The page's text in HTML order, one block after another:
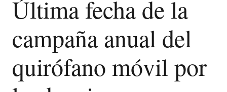
Última fecha de la
campaña anual del
quirófano móvil por